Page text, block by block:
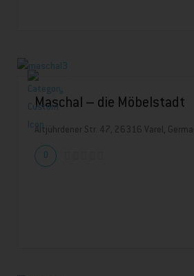
Maschal – die Möbelstadt
Altjührdener Str. 47, 26316 Varel,
0